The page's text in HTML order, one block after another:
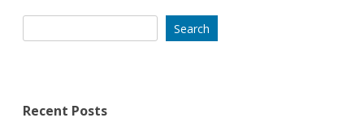
Search
Recent Posts